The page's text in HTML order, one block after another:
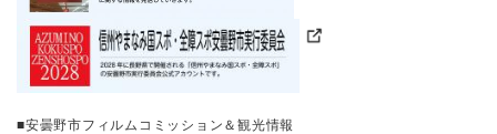
■安曇野市フィルムコミッション＆観光情報